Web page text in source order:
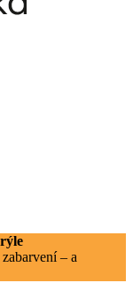
– a